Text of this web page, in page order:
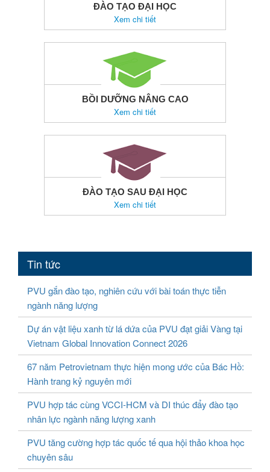
ĐÀO TẠO ĐẠI HỌC
Xem chi tiết
BỒI DƯỠNG NÂNG CAO
Xem chi tiết
ĐÀO TẠO SAU ĐẠI HỌC
Xem chi tiết
Tin tức
PVU gắn đào tạo, nghiên cứu với bài toán thực tiễn
ngành năng lượng
Dự án vật liệu xanh từ lá dứa của PVU đạt giải Vàng tại
Vietnam Global Innovation Connect 2026
67 năm Petrovietnam thực hiện mong ước của Bác Hồ:
Hành trang kỷ nguyên mới
PVU hợp tác cùng VCCI-HCM và DI thúc đẩy đào tạo
nhân lực ngành năng lượng xanh
PVU tăng cường hợp tác quốc tế qua hội thảo khoa học
chuyên sâu